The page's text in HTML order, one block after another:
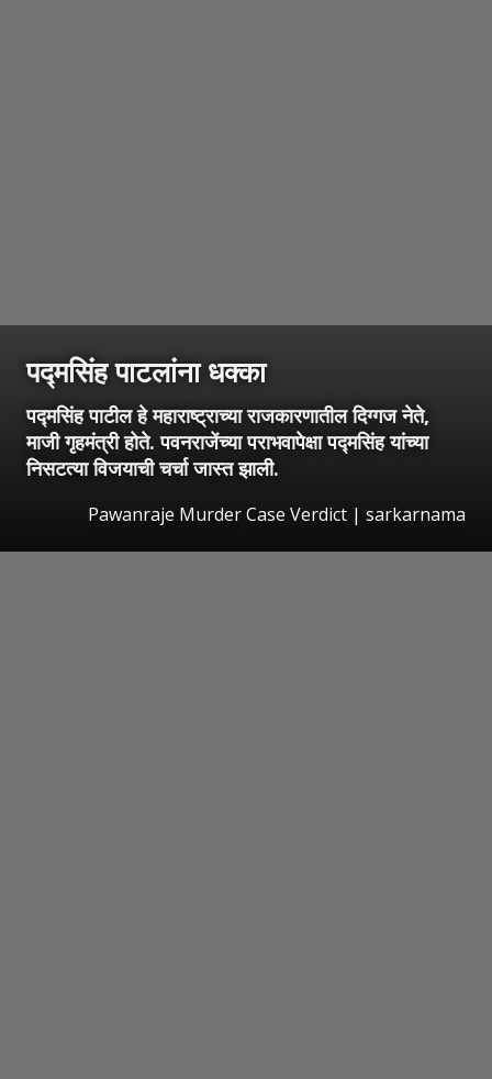
पद्मसिंह पाटलांना धक्का
पद्मसिंह पाटील हे महाराष्ट्राच्या राजकारणातील दिग्गज नेते,
माजी गृहमंत्री होते. पवनराजेंच्या पराभवापेक्षा पद्मसिंह यांच्या
निसटत्या विजयाची चर्चा जास्त झाली.
Pawanraje Murder Case Verdict | sarkarnama